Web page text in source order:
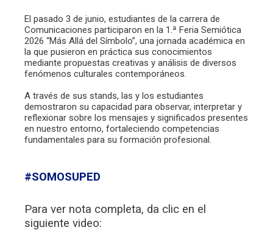
El pasado 3 de junio, estudiantes de la carrera de
Comunicaciones participaron en la 1.ª Feria Semiótica
2026 “Más Allá del Símbolo”, una jornada académica en
la que pusieron en práctica sus conocimientos
mediante propuestas creativas y análisis de diversos
fenómenos culturales contemporáneos.
A través de sus stands, las y los estudiantes
demostraron su capacidad para observar, interpretar y
reflexionar sobre los mensajes y significados presentes
en nuestro entorno, fortaleciendo competencias
fundamentales para su formación profesional.
#SOMOSUPED
Para ver nota completa, da clic en el
siguiente video: